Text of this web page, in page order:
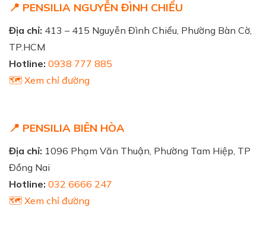
📍 PENSILIA NGUYỄN ĐÌNH CHIỂU
Địa chỉ: 413 – 415 Nguyễn Đình Chiểu, Phường Bàn Cờ,
TP.HCM
Hotline: 0938 777 885
🗺️ Xem chỉ đường
📍 PENSILIA BIÊN HÒA
Địa chỉ: 1096 Phạm Văn Thuận, Phường Tam Hiệp, TP
Đồng Nai
Hotline: 032 6666 247
🗺️ Xem chỉ đường